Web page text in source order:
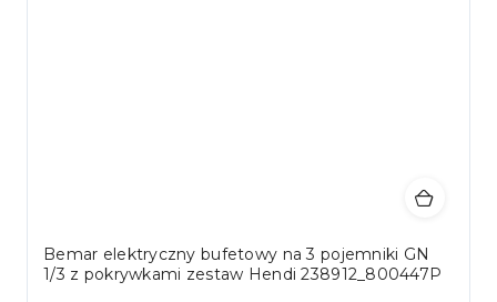
Bemar elektryczny bufetowy na 3 pojemniki GN
1/3 z pokrywkami zestaw Hendi 238912_800447P